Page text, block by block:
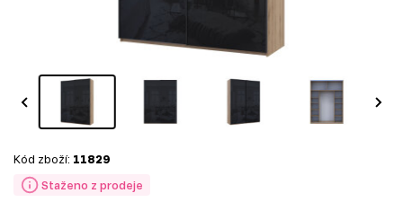
Staženo z prodeje
Kód zboží: 11829